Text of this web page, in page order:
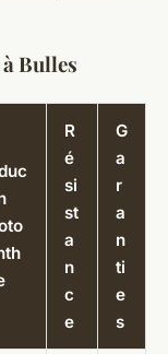
Bulles
R
é
si
st
a
n
c
e
G
a
r
a
n
ti
e
s